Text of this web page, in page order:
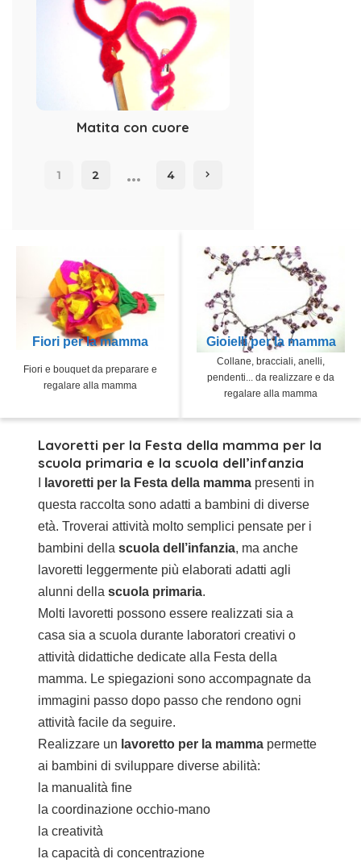
Matita con cuore
1 2 … 4
Fiori per la mamma
Fiori e bouquet da preparare e
regalare alla mamma
Gioielli per la mamma
Collane, bracciali, anelli,
pendenti... da realizzare e da
regalare alla mamma
Lavoretti per la Festa della mamma per la
scuola primaria e la scuola dell’infanzia
lavoretti per la Festa della mamma presenti in
questa raccolta sono adatti a bambini di diverse
età. Troverai attività molto semplici pensate per i
bambini della scuola dell’infanzia, ma anche
lavoretti leggermente più elaborati adatti agli
alunni della scuola primaria.
Molti lavoretti possono essere realizzati sia a
casa sia a scuola durante laboratori creativi o
attività didattiche dedicate alla Festa della
mamma. Le spiegazioni sono accompagnate da
immagini passo dopo passo che rendono ogni
attività facile da seguire.
Realizzare un lavoretto per la mamma permette
ai bambini di sviluppare diverse abilità:
la manualità fine
la coordinazione occhio-mano
la creatività
la capacità di concentrazione